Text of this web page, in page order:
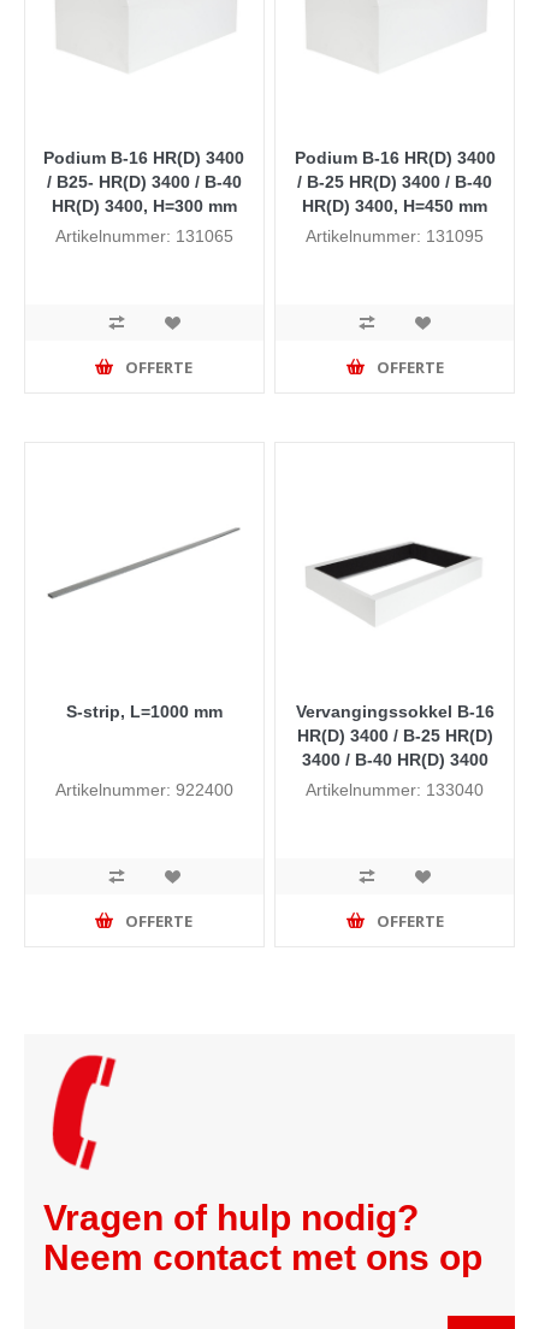
Podium B-16 HR(D) 3400
/ B25- HR(D) 3400 / B-40
HR(D) 3400, H=300 mm
Artikelnummer: 131065
OFFERTE
Podium B-16 HR(D) 3400
/ B-25 HR(D) 3400 / B-40
HR(D) 3400, H=450 mm
Artikelnummer: 131095
OFFERTE
S-strip, L=1000 mm
Artikelnummer: 922400
OFFERTE
Vervangingssokkel B-16
HR(D) 3400 / B-25 HR(D)
3400 / B-40 HR(D) 3400
Artikelnummer: 133040
OFFERTE
Vragen of hulp nodig?
Neem contact met ons op